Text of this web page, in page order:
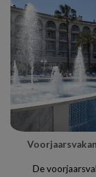
De